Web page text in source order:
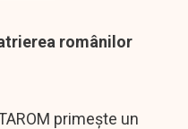
românilor
primește un